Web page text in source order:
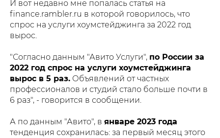
И вот недавно мне попалась статья на
finance.rambler.ru в которой говорилось, что
спрос на услуги хоумстейджинга за 2022 год
вырос.
"Согласно данным "Авито Услуги", по России за
2022 год спрос на услуги хоумстейджинга
вырос в 5 раз. Объявлений от частных
профессионалов и студий стало больше почти в
6 раз", - говорится в сообщении.
А по данным "Авито", в январе 2023 года
тенденция сохранилась: за первый месяц этого